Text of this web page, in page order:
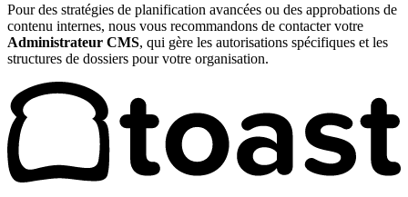
Pour des stratégies de planification avancées ou des approbations de
contenu internes, nous vous recommandons de contacter votre
Administrateur CMS, qui gère les autorisations spécifiques et les
structures de dossiers pour votre organisation.